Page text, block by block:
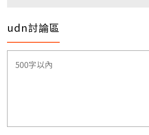
udn討論區